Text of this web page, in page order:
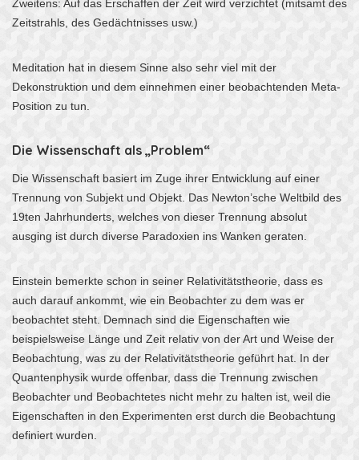
Zweitens: Auf das Erschaffen der Zeit wird verzichtet (mitsamt des
Zeitstrahls, des Gedächtnisses usw.)
Meditation hat in diesem Sinne also sehr viel mit der
Dekonstruktion und dem einnehmen einer beobachtenden Meta-
Position zu tun.
Die Wissenschaft als „Problem“
Die Wissenschaft basiert im Zuge ihrer Entwicklung auf einer
Trennung von Subjekt und Objekt. Das Newton’sche Weltbild des
19ten Jahrhunderts, welches von dieser Trennung absolut
ausging ist durch diverse Paradoxien ins Wanken geraten.
Einstein bemerkte schon in seiner Relativitätstheorie, dass es
auch darauf ankommt, wie ein Beobachter zu dem was er
beobachtet steht. Demnach sind die Eigenschaften wie
beispielsweise Länge und Zeit relativ von der Art und Weise der
Beobachtung, was zu der Relativitätstheorie geführt hat. In der
Quantenphysik wurde offenbar, dass die Trennung zwischen
Beobachter und Beobachtetes nicht mehr zu halten ist, weil die
Eigenschaften in den Experimenten erst durch die Beobachtung
definiert wurden.